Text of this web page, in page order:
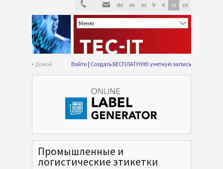
de en es fr it ru zh
Домой Войти Создать БЕСПЛАТНУЮ учетную запись
Промышленные и
логистические этикетки